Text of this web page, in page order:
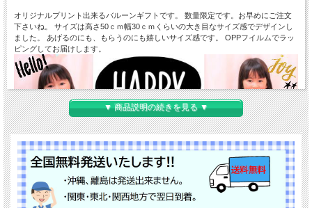
オリジナルプリント出来るバルーンギフトです。 数量限定です。お早めにご注文
下さいね。 サイズは高さ50ｃｍ幅30ｃｍくらいの大き目なサイズ感でデザインし
ました。 あげるのにも、もらうのにも嬉しいサイズ感です。 OPPフイルムでラッ
ピングしてお届けします。
▼ 商品説明の続きを見る ▼